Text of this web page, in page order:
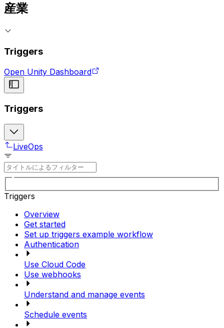
産業
Triggers
Open Unity Dashboard
Triggers
LiveOps
Triggers
Overview
Get started
Set up triggers example workflow
Authentication
Use Cloud Code
Use webhooks
Understand and manage events
Schedule events